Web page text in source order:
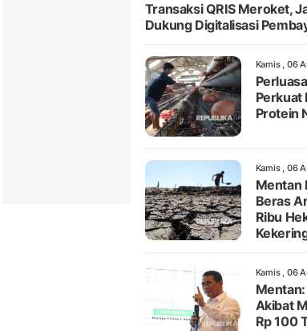
Transaksi QRIS Meroket,
Dukung Digitalisasi
Kamis , 06
Perkuat
Protein
Kamis , 06
Mentan
Beras
Ribu
Kamis , 06
Akibat
Rp 100